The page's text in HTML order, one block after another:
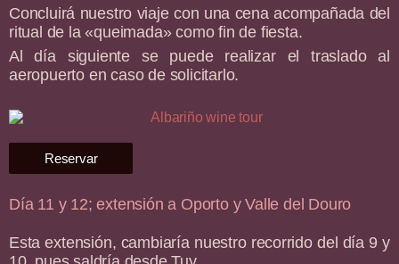
Concluirá nuestro viaje con una cena acompañada del
ritual de la «queimada» como fin de fiesta.
Al día siguiente se puede realizar el traslado al
aeropuerto en caso de solicitarlo.
Reservar
Día 11 y 12; extensión a Oporto y Valle del Douro
Esta extensión, cambiaría nuestro recorrido del día 9 y